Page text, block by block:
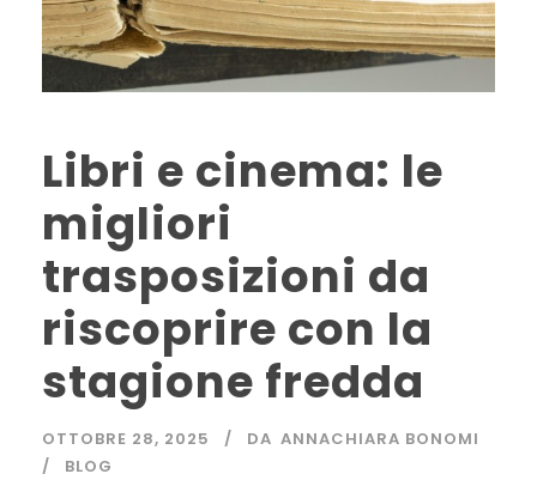
Libri e cinema: le
migliori
trasposizioni da
riscoprire con la
stagione fredda
OTTOBRE 28, 2025 DA ANNACHIARA BONOMI
BLOG